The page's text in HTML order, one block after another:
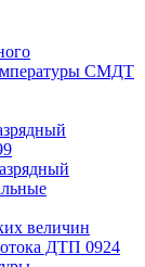
СМДТ
величин
ДТП 0924